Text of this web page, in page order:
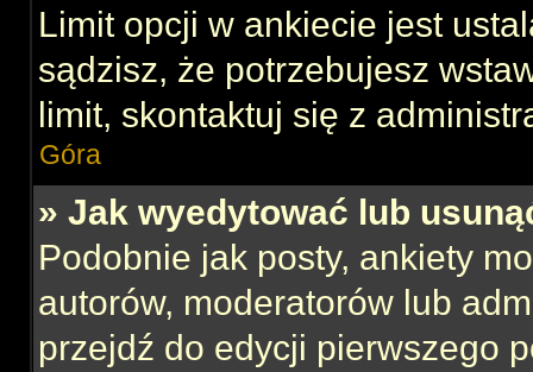
Limit opcji w ankiecie jest
sądzisz, że potrzebujesz
limit, skontaktuj się z
Góra
» Jak wyedytować lub
Podobnie jak posty, ankiety
autorów, moderatorów lub
przejdź do edycji pierwszego